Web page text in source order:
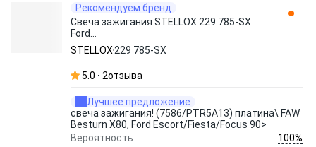
Рекомендуем бренд
Свеча зажигания STELLOX 229 785-SX
Ford
Fiesta/Escort/Mondeo/Focus/Ka/Puma
1.3-1.8 90>
STELLOX 229 785-SX
5.0 2отзыва
Лучшее предложение
свеча зажигания! (7586/PTR5A13) платина\ FAW
Besturn X80, Ford Escort/Fiesta/Focus 90>
Вероятность
100%